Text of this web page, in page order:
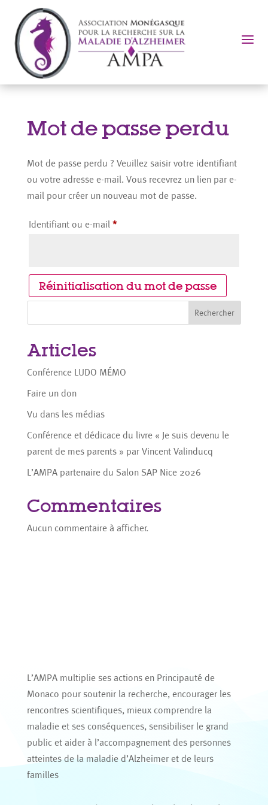
a
Mot de passe perdu
Mot de passe perdu ? Veuillez saisir votre identifiant
ou votre adresse e-mail. Vous recevrez un lien par e-
mail pour créer un nouveau mot de passe.
Identifiant ou e-mail *Obligatoire
Réinitialisation du mot de passe
Rechercher
Articles
Conférence LUDO MÉMO
Faire un don
Vu dans les médias
Conférence et dédicace du livre « Je suis devenu le
parent de mes parents » par Vincent Valinducq
L’AMPA partenaire du Salon SAP Nice 2026
Commentaires
Aucun commentaire à afficher.
L’AMPA multiplie ses actions en Principauté de
Monaco pour soutenir la recherche, encourager les
rencontres scientifiques, mieux comprendre la
maladie et ses conséquences, sensibiliser le grand
public et aider à l’accompagnement des personnes
atteintes de la maladie d’Alzheimer et de leurs
familles